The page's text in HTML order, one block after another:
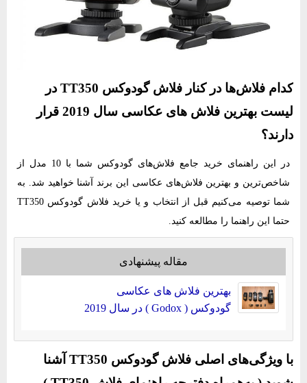
کدام فلاش‌ها در کنار فلاش گودوکس‌ TT350‌‌ در
لیست بهترین فلاش های عکاسی سال 2019 قرار
دارند؟
در این راهنمای خرید جامع فلاش‌های گودوکس‌ شما با 10 مدل از
شاخص‌ترین و بهترین فلاش‌های عکاسی این برند آشنا خواهید شد. به
حتما این راهنما را مطالعه کنید.
مقاله پیشنهادی
بهترین فلاش های عکاسی
گودوکس ( Godox ) در سال 2019
با ویژگی‌های اصلی فلاش گودوکس‌ TT350‌‌ آشنا